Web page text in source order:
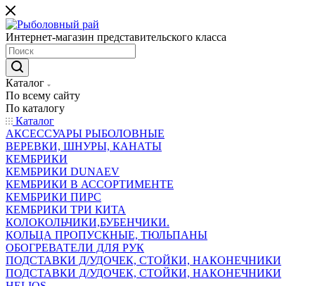
Интернет-магазин представительского класса
Каталог
По всему сайту
По каталогу
Каталог
АКСЕССУАРЫ РЫБОЛОВНЫЕ
ВЕРЕВКИ, ШНУРЫ, КАНАТЫ
КЕМБРИКИ
КЕМБРИКИ DUNAEV
КЕМБРИКИ В АССОРТИМЕНТЕ
КЕМБРИКИ ПИРС
КЕМБРИКИ ТРИ КИТА
КОЛОКОЛЬЧИКИ,БУБЕНЧИКИ.
КОЛЬЦА ПРОПУСКНЫЕ, ТЮЛЬПАНЫ
ОБОГРЕВАТЕЛИ ДЛЯ РУК
ПОДСТАВКИ Д/УДОЧЕК, СТОЙКИ, НАКОНЕЧНИКИ
ПОДСТАВКИ Д/УДОЧЕК, СТОЙКИ, НАКОНЕЧНИКИ